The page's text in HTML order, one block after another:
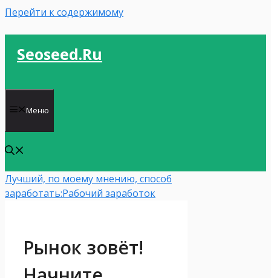
Перейти к содержимому
Seoseed.ru
Меню
Лучший, по моему мнению, способ
заработать:Рабочий заработок
Рынок зовёт!